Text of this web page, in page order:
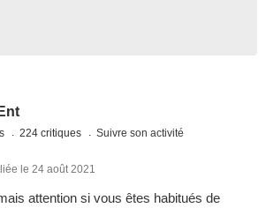
224 critiques Suivre son activité
le 24 août 2021
attention si vous êtes habitués de